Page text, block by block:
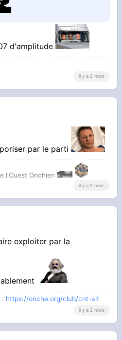
d'amplitude
il y a 2 mois
par le parti
l'Ouest Onchien
il y a 2 mois
exploiter par la
: https://onche.org/club/cnt-ait
il y a 2 mois